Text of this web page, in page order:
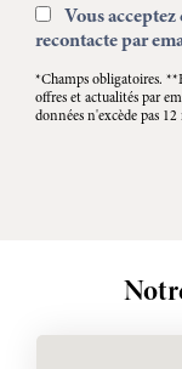
Vous
recontacte par
*Champs obligatoires.
offres et actualités par
données n'excède pas 12